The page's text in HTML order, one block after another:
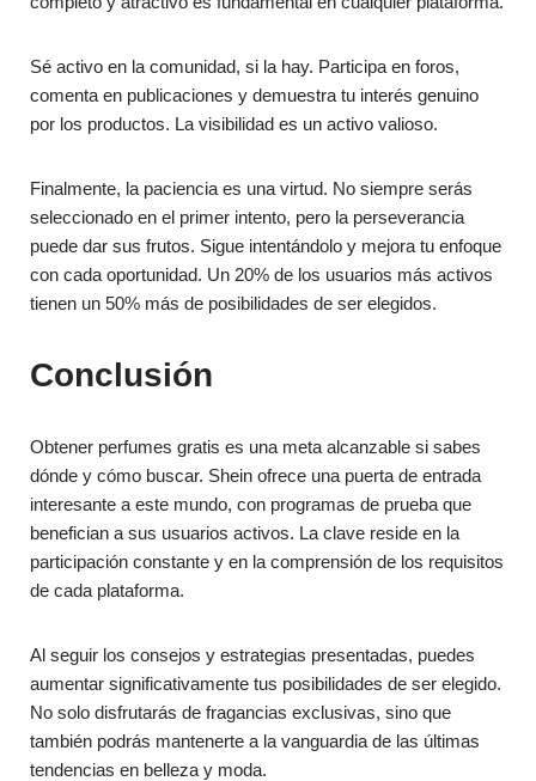
Sé activo en la comunidad, si la hay. Participa en foros,
comenta en publicaciones y demuestra tu interés genuino
por los productos. La visibilidad es un activo valioso.
Finalmente, la paciencia es una virtud. No siempre serás
seleccionado en el primer intento, pero la perseverancia
puede dar sus frutos. Sigue intentándolo y mejora tu enfoque
con cada oportunidad. Un 20% de los usuarios más activos
tienen un 50% más de posibilidades de ser elegidos.
Conclusión
Obtener perfumes gratis es una meta alcanzable si sabes
dónde y cómo buscar. Shein ofrece una puerta de entrada
interesante a este mundo, con programas de prueba que
benefician a sus usuarios activos. La clave reside en la
participación constante y en la comprensión de los requisitos
de cada plataforma.
Al seguir los consejos y estrategias presentadas, puedes
aumentar significativamente tus posibilidades de ser elegido.
No solo disfrutarás de fragancias exclusivas, sino que
también podrás mantenerte a la vanguardia de las últimas
tendencias en belleza y moda.